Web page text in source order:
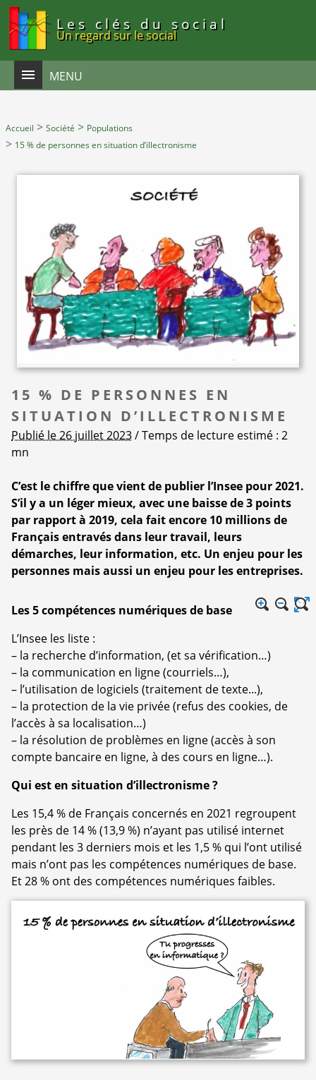
Les clés du social
Un regard sur le social
MENU
Accueil > Société > Populations
> 15 % de personnes en situation d’illectronisme
15 % DE PERSONNES EN
SITUATION D’ILLECTRONISME
Publié le 26 juillet 2023/ Temps de lecture estimé : 2
mn
C’est le chiffre que vient de publier l’Insee pour 2021.
S’il y a un léger mieux, avec une baisse de 3 points
par rapport à 2019, cela fait encore 10 millions de
Français entravés dans leur travail, leurs
démarches, leur information, etc. Un enjeu pour les
personnes mais aussi un enjeu pour les entreprises.
Les 5 compétences numériques de base
L’Insee les liste :
– la recherche d’information, (et sa vérification…)
– la communication en ligne (courriels…),
– l’utilisation de logiciels (traitement de texte...),
– la protection de la vie privée (refus des cookies, de
l’accès à sa localisation…)
– la résolution de problèmes en ligne (accès à son
compte bancaire en ligne, à des cours en ligne…).
Qui est en situation d’illectronisme ?
Les 15,4 % de Français concernés en 2021 regroupent
les près de 14 % (13,9 %) n’ayant pas utilisé internet
pendant les 3 derniers mois et les 1,5 % qui l’ont utilisé
mais n’ont pas les compétences numériques de base.
Et 28 % ont des compétences numériques faibles.
Panneau de gestion des cookies